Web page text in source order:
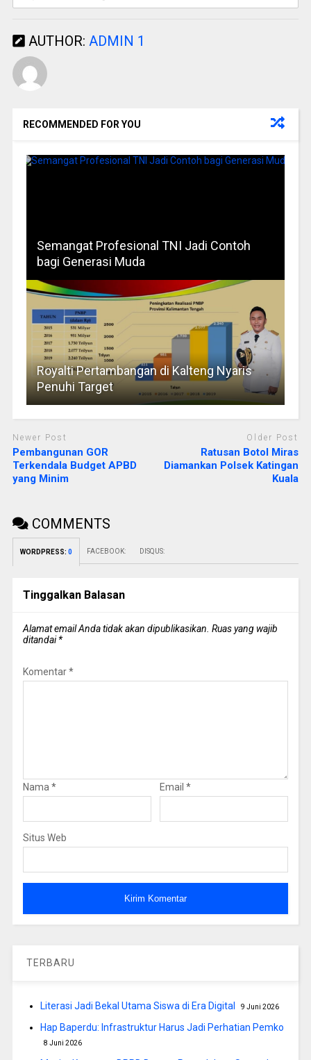
AUTHOR: ADMIN 1
RECOMMENDED FOR YOU
Semangat Profesional TNI Jadi Contoh
bagi Generasi Muda
Royalti Pertambangan di Kalteng Nyaris
Penuhi Target
Newer Post
Pembangunan GOR
Terkendala Budget APBD
yang Minim
Older Post
Ratusan Botol Miras
Diamankan Polsek Katingan
Kuala
COMMENTS
WORDPRESS: 0 FACEBOOK: DISQUS:
Tinggalkan Balasan
Alamat email Anda tidak akan dipublikasikan. Ruas yang wajib
ditandai*
Komentar*
Nama * Email *
Situs Web
TERBARU
Literasi Jadi Bekal Utama Siswa di Era Digital 9 Juni 2026
Hap Baperdu: Infrastruktur Harus Jadi Perhatian Pemko
8 Juni 2026